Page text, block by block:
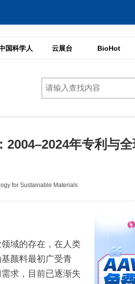
国科学人 云展台 BioHot
年专利与
for Sustainable Materials
域的存在，在人类
颜料最初广受青
求，目前已逐渐失